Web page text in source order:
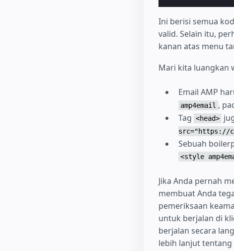
Ini berisi semua
valid. Selain itu,
kanan atas menu
Mari kita luangkan
Email AMP
amp4email ,
Tag <head>
src="https://
Sebuah
<style
Jika Anda pernah
membuat Anda
pemeriksaan
untuk berjalan di
berjalan secara
lebih lanjut tentang